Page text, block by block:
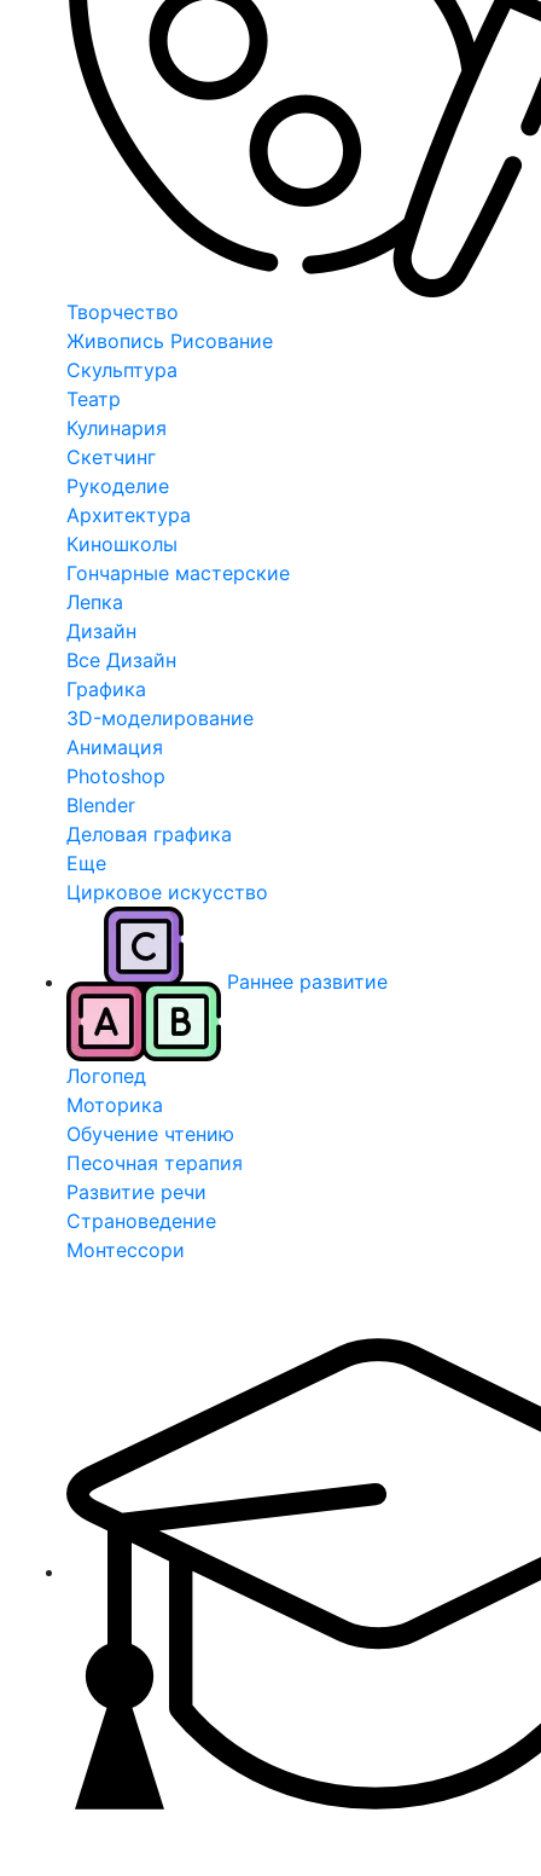
Творчество
Живопись Рисование
Скульптура
Театр
Кулинария
Скетчинг
Рукоделие
Архитектура
Киношколы
Гончарные мастерские
Лепка
Дизайн
Все Дизайн
Графика
3D-моделирование
Анимация
Photoshop
Blender
Деловая графика
Еще
Цирковое искусство
Раннее развитие
Логопед
Моторика
Обучение чтению
Песочная терапия
Развитие речи
Страноведение
Монтессори